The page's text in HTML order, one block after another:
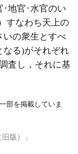
･地官･水官のい
すなわち天上の
いの衆生とすべ
なる)がそれぞれ
査し，それに基
部を掲載していま
版）」